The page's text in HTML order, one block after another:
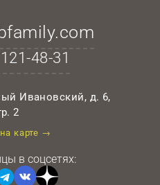
121-48-31
Ивановский, д. 6,
2
карте →
в соцсетях: